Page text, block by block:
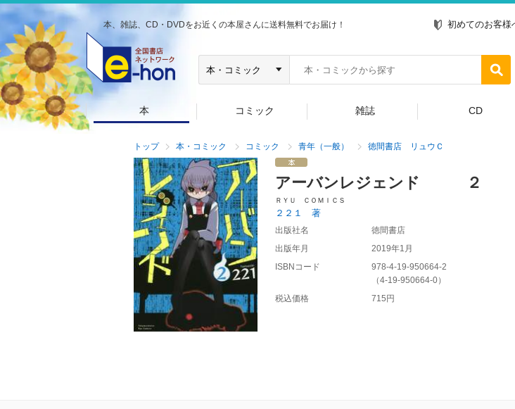
本、雑誌、CD・DVDをお近くの本屋さんに送料無料でお届け！ 初めてのお客様
本 コミック 雑誌 CD
トップ 本・コミック コミック 青年（一般） 徳間書店 リュウＣ
アーバンレジェンド ２
ＲＹＵ ＣＯＭＩＣＳ
２２１ 著
出版社名
徳間書店
出版年月
2019年1月
ISBNコード
978-4-19-950664-2
（4-19-950664-0）
税込価格
715円